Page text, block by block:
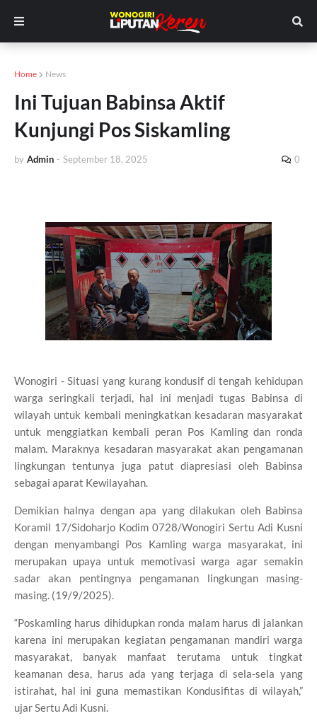
Home News
Ini Tujuan Babinsa Aktif
Kunjungi Pos Siskamling
by Admin - September 18, 2025 0
Wonogiri - Situasi yang kurang kondusif di tengah kehidupan
warga seringkali terjadi, hal ini menjadi tugas Babinsa di
wilayah untuk kembali meningkatkan kesadaran masyarakat
untuk menggiatkan kembali peran Pos Kamling dan ronda
malam. Maraknya kesadaran masyarakat akan pengamanan
lingkungan tentunya juga patut diapresiasi oleh Babinsa
sebagai aparat Kewilayahan.
Demikian halnya dengan apa yang dilakukan oleh Babinsa
Koramil 17/Sidoharjo Kodim 0728/Wonogiri Sertu Adi Kusni
dengan menyambangi Pos Kamling warga masyarakat, ini
merupakan upaya untuk memotivasi warga agar semakin
sadar akan pentingnya pengamanan lingkungan masing-
masing. (19/9/2025).
“Poskamling harus dihidupkan ronda malam harus di jalankan
karena ini merupakan kegiatan pengamanan mandiri warga
masyarakat, banyak manfaat terutama untuk tingkat
keamanan desa, harus ada yang terjaga di sela-sela yang
istirahat, hal ini guna memastikan Kondusifitas di wilayah,”
ujar Sertu Adi Kusni.